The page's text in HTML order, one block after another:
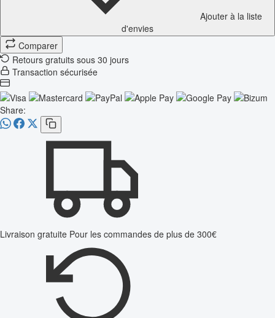
Ajouter à la liste
d'envies
Comparer
Retours gratuits sous 30 jours
Transaction sécurisée
Share:
Livraison gratuite Pour les commandes de plus de 300€